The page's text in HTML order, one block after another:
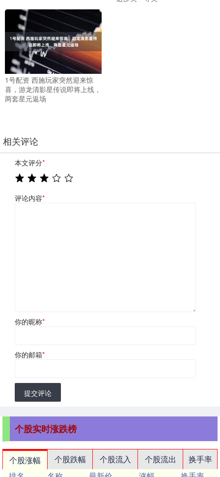
1号配资 西施玩家突然迎来惊
喜，游龙清影星传说即将上线，
两套星元返场
相关评论
本文评分*
评论内容*
你的昵称*
你的邮箱*
提交评论
个股实时涨跌榜
个股涨幅 个股跌幅 个股流入 个股流出
换手率